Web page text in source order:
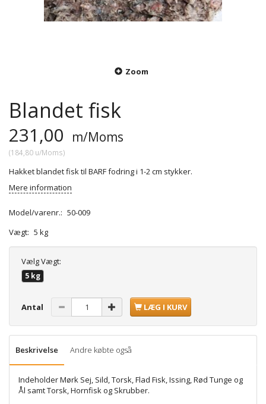
Zoom
Blandet fisk
231,00 m/Moms
(184,80 u/Moms)
Hakket blandet fisk til BARF fodring i 1-2 cm stykker.
Mere information
Model/varenr.: 50-009
Vægt: 5 kg
VælgVægt:
5 kg
Antal LÆG I KURV
Beskrivelse Andre købte også
Indeholder Mørk Sej, Sild, Torsk, Flad Fisk, Issing, Rød Tunge og
Ål samt Torsk, Hornfisk og Skrubber.